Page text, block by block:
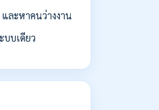
ละหาคนว่างงาน
บบเดียว